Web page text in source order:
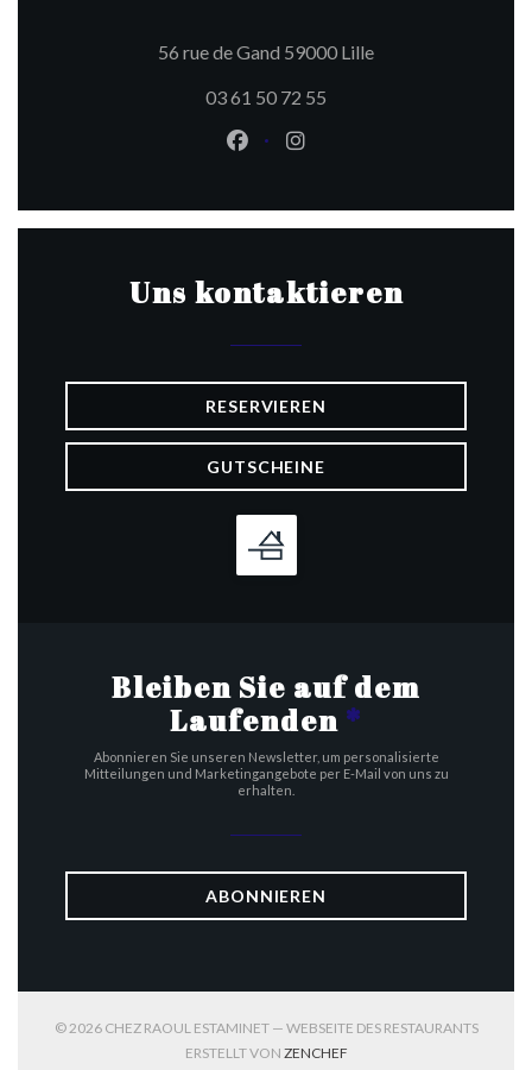
56 rue de Gand 59000 Lille((öffnet ein neues
03 61 50 72 55
Facebook ((öffnet ein neues
Instagram ((öffnet ein
Uns kontaktieren
RESERVIEREN
GUTSCHEINE
Bleiben Sie auf dem
Laufenden *
Abonnieren Sie unseren Newsletter, um personalisierte
Mitteilungen und Marketingangebote per E-Mail von uns zu
erhalten.
ABONNIEREN
© 2026 CHEZ RAOUL ESTAMINET — WEBSEITE DES RESTAURANTS
ERSTELLT VON ZENCHEF((ÖFFNET EIN NEUES